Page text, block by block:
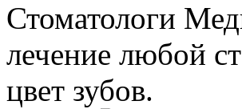
Стоматологи
лечение любой
цвет зубов.